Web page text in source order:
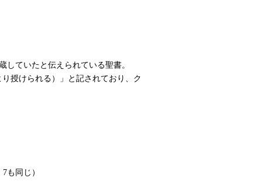
ていたと伝えられている聖書。
授けられる）」と記されており、ク
も同じ）